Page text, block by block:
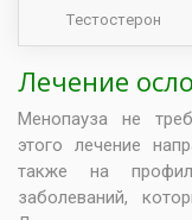
Тeстостeрон
Лечение
Менопауза не
этого лечение
также на
заболеваний,